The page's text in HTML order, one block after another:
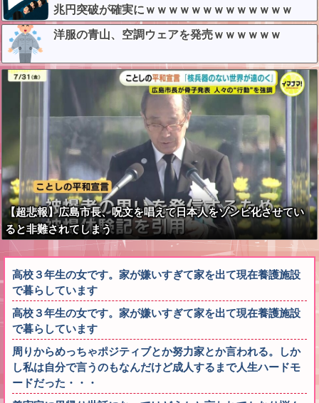
兆円突破が確実にｗｗｗｗｗｗｗｗｗｗｗｗｗ
洋服の青山、空調ウェアを発売ｗｗｗｗｗｗ
【超悲報】広島市長、呪文を唱えて日本人をゾンビ化させてい
ると非難されてしまう
高校３年生の女です。家が嫌いすぎて家を出て現在養護施設
で暮らしています
高校３年生の女です。家が嫌いすぎて家を出て現在養護施設
で暮らしています
周りからめっちゃポジティブとか努力家とか言われる。しか
し私は自分で言うのもなんだけど成人するまで人生ハードモ
ードだった・・・